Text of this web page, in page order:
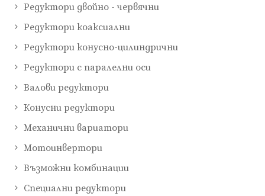
Редуктори двойно - червячни
Редуктори коаксиални
Редуктори конусно-цилиндрични
Редуктори с паралелни оси
Валови редуктори
Конусни редуктори
Механични вариатори
Мотоинвертори
Възможни комбинации
Специални редуктори